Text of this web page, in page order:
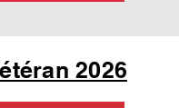
2026